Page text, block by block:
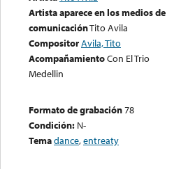
Artista aparece en los medios de
comunicaciónTito Avila
CompositorAvila, Tito
AcompañamientoCon El Trio
Medellin
Formato de grabación78
Condición: N-
Temadance,entreaty